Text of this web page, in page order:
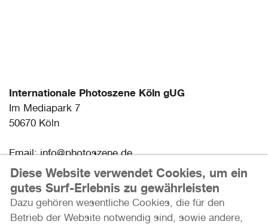
Internationale Photoszene Köln gUG
Im Mediapark 7
50670 Köln
Email: info@photoszene.de
Telefon: +49 (0)221 - 966 72 377
Bürozeiten: Mo - Do 9:00 - 15:00 Uhr
Presse
Diese Website verwendet Cookies, um ein
gutes Surf-Erlebnis zu gewährleisten
Dazu gehören wesentliche Cookies, die für den
Betrieb der Website notwendig sind, sowie andere,